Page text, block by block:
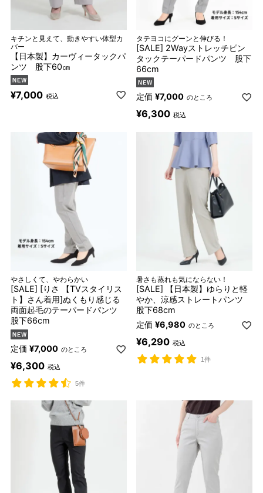
キチンと見えて、動きやすい体型カ
バー
【日本製】カーヴィータックパ
ンツ 股下60㎝
¥7,000 税込
タテヨコにグーンと伸びる！
[SALE] 2Wayストレッチピン
タックテーパードパンツ 股下
66cm
定価 ¥7,000 のところ
¥6,300 税込
やさしくて、やわらかい
[SALE] [りさ 【TVスタイリス
ト】さん着用]ぬくもり感じる
両面起毛のテーパードパンツ
股下66cm
定価 ¥7,000 のところ
¥6,300 税込
5件
暑さも蒸れも気にならない！
[SALE] 【日本製】ゆらりと軽
やか、涼感ストレートパンツ
股下68cm
定価 ¥6,980 のところ
¥6,290 税込
1件